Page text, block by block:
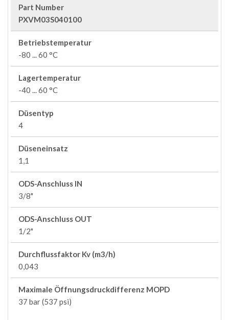
Part Number
PXVM03S040100
Betriebstemperatur
-80 ... 60 °C
Lagertemperatur
-40 ... 60 °C
Düsentyp
4
Düseneinsatz
1,1
ODS-Anschluss IN
3/8"
ODS-Anschluss OUT
1/2"
Durchflussfaktor Kv (m3/h)
0,043
Maximale Öffnungsdruckdifferenz MOPD
37 bar (537 psi)